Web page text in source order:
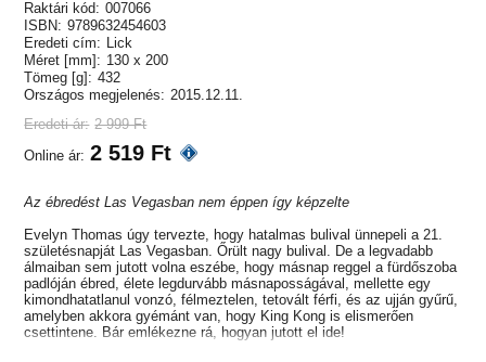
Raktári kód: 007066
ISBN: 9789632454603
Eredeti cím: Lick
Méret [mm]: 130 x 200
Tömeg [g]: 432
Országos megjelenés: 2015.12.11.
Eredeti ár: 2 999 Ft
Online ár: 2 519 Ft
Az ébredést Las Vegasban nem éppen így képzelte
Evelyn Thomas úgy tervezte, hogy hatalmas bulival ünnepeli a 21.
születésnapját Las Vegasban. Őrült nagy bulival. De a legvadabb
álmaiban sem jutott volna eszébe, hogy másnap reggel a fürdőszoba
padlóján ébred, élete legdurvább másnaposságával, mellette egy
kimondhatatlanul vonzó, félmeztelen, tetovált férfi, és az ujján gyűrű,
amelyben akkora gyémánt van, hogy King Kong is elismerően
csettintene. Bár emlékezne rá, hogyan jutott el ide!